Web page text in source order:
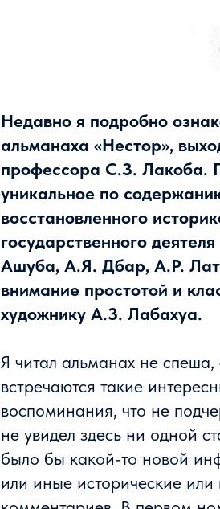
Недавно я подробно
альманаха «Нестор»,
профессора С.З. Лакоба.
уникальное по
восстановленного
государственного
Ашуба, А.Я. Дбар, А.Р.
внимание простотой и
художнику А.З. Лабахуа.
Я читал альманах не спеша,
встречаются такие
воспоминания, что не
не увидел здесь ни одной
было бы какой-то новой
или иные исторические